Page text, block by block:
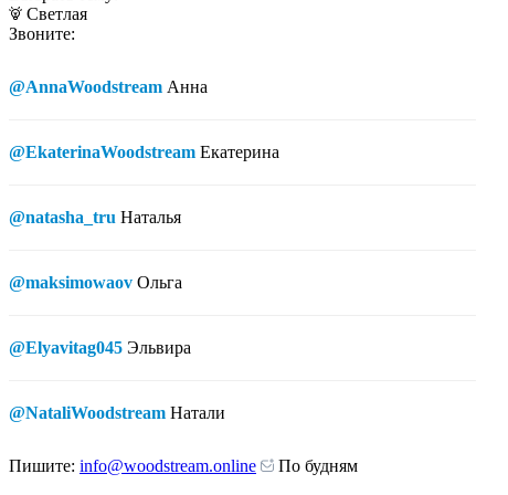
Светлая
Звоните:
@AnnaWoodstream Анна
@EkaterinaWoodstream Екатерина
@natasha_tru Наталья
@maksimowaov Ольга
@Elyavitag045 Эльвира
@NataliWoodstream Натали
Пишите: info@woodstream.online По будням